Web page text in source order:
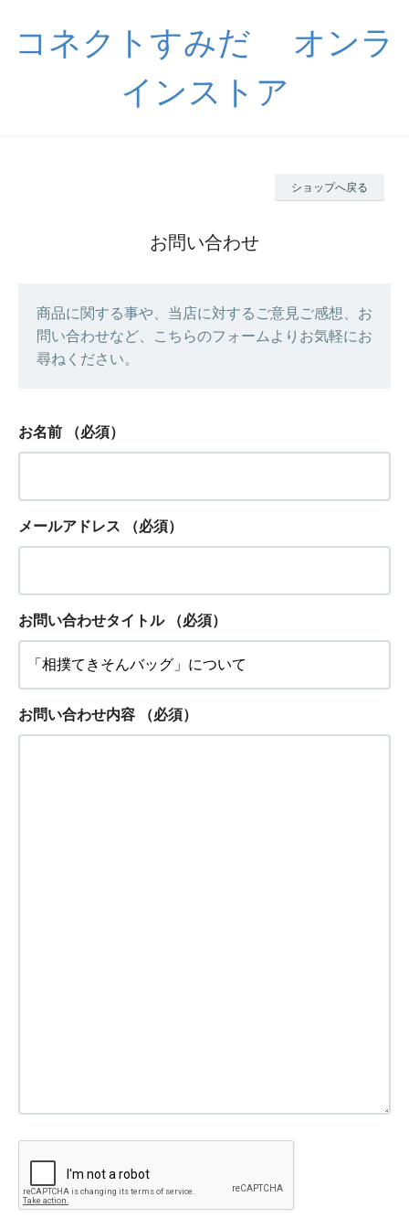
コネクトすみだ オンラ
インストア
ショップへ戻る
お問い合わせ
商品に関する事や、当店に対するご意見ご感想、お
問い合わせなど、こちらのフォームよりお気軽にお
尋ねください。
お名前 （必須）
メールアドレス （必須）
お問い合わせタイトル （必須）
お問い合わせ内容 （必須）